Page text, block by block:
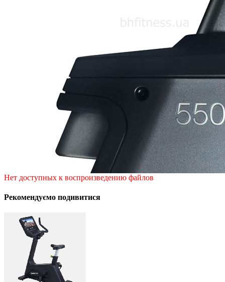
Нет доступных к воспроизведению файлов
Рекомендуємо подивитися